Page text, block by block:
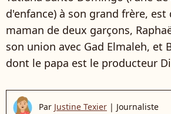
d'enfance) à son grand frère,
maman de deux garçons,
son union avec Gad Elmaleh, et
dont le papa est le producteur
Par Justine Texier | Journaliste